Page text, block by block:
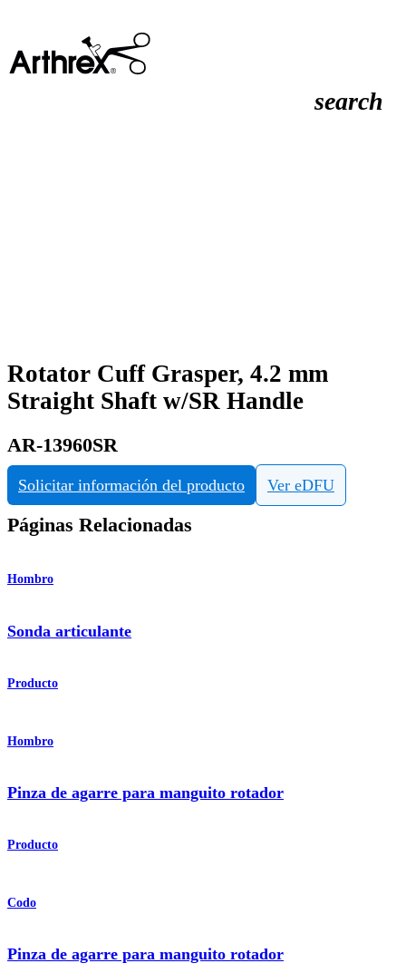
search
Rotator Cuff Grasper, 4.2 mm
Straight Shaft w/SR Handle
AR-13960SR
Solicitar información del producto Ver eDFU
Páginas Relacionadas
Hombro
Sonda articulante
Producto
Hombro
Pinza de agarre para manguito rotador
Producto
Codo
Pinza de agarre para manguito rotador